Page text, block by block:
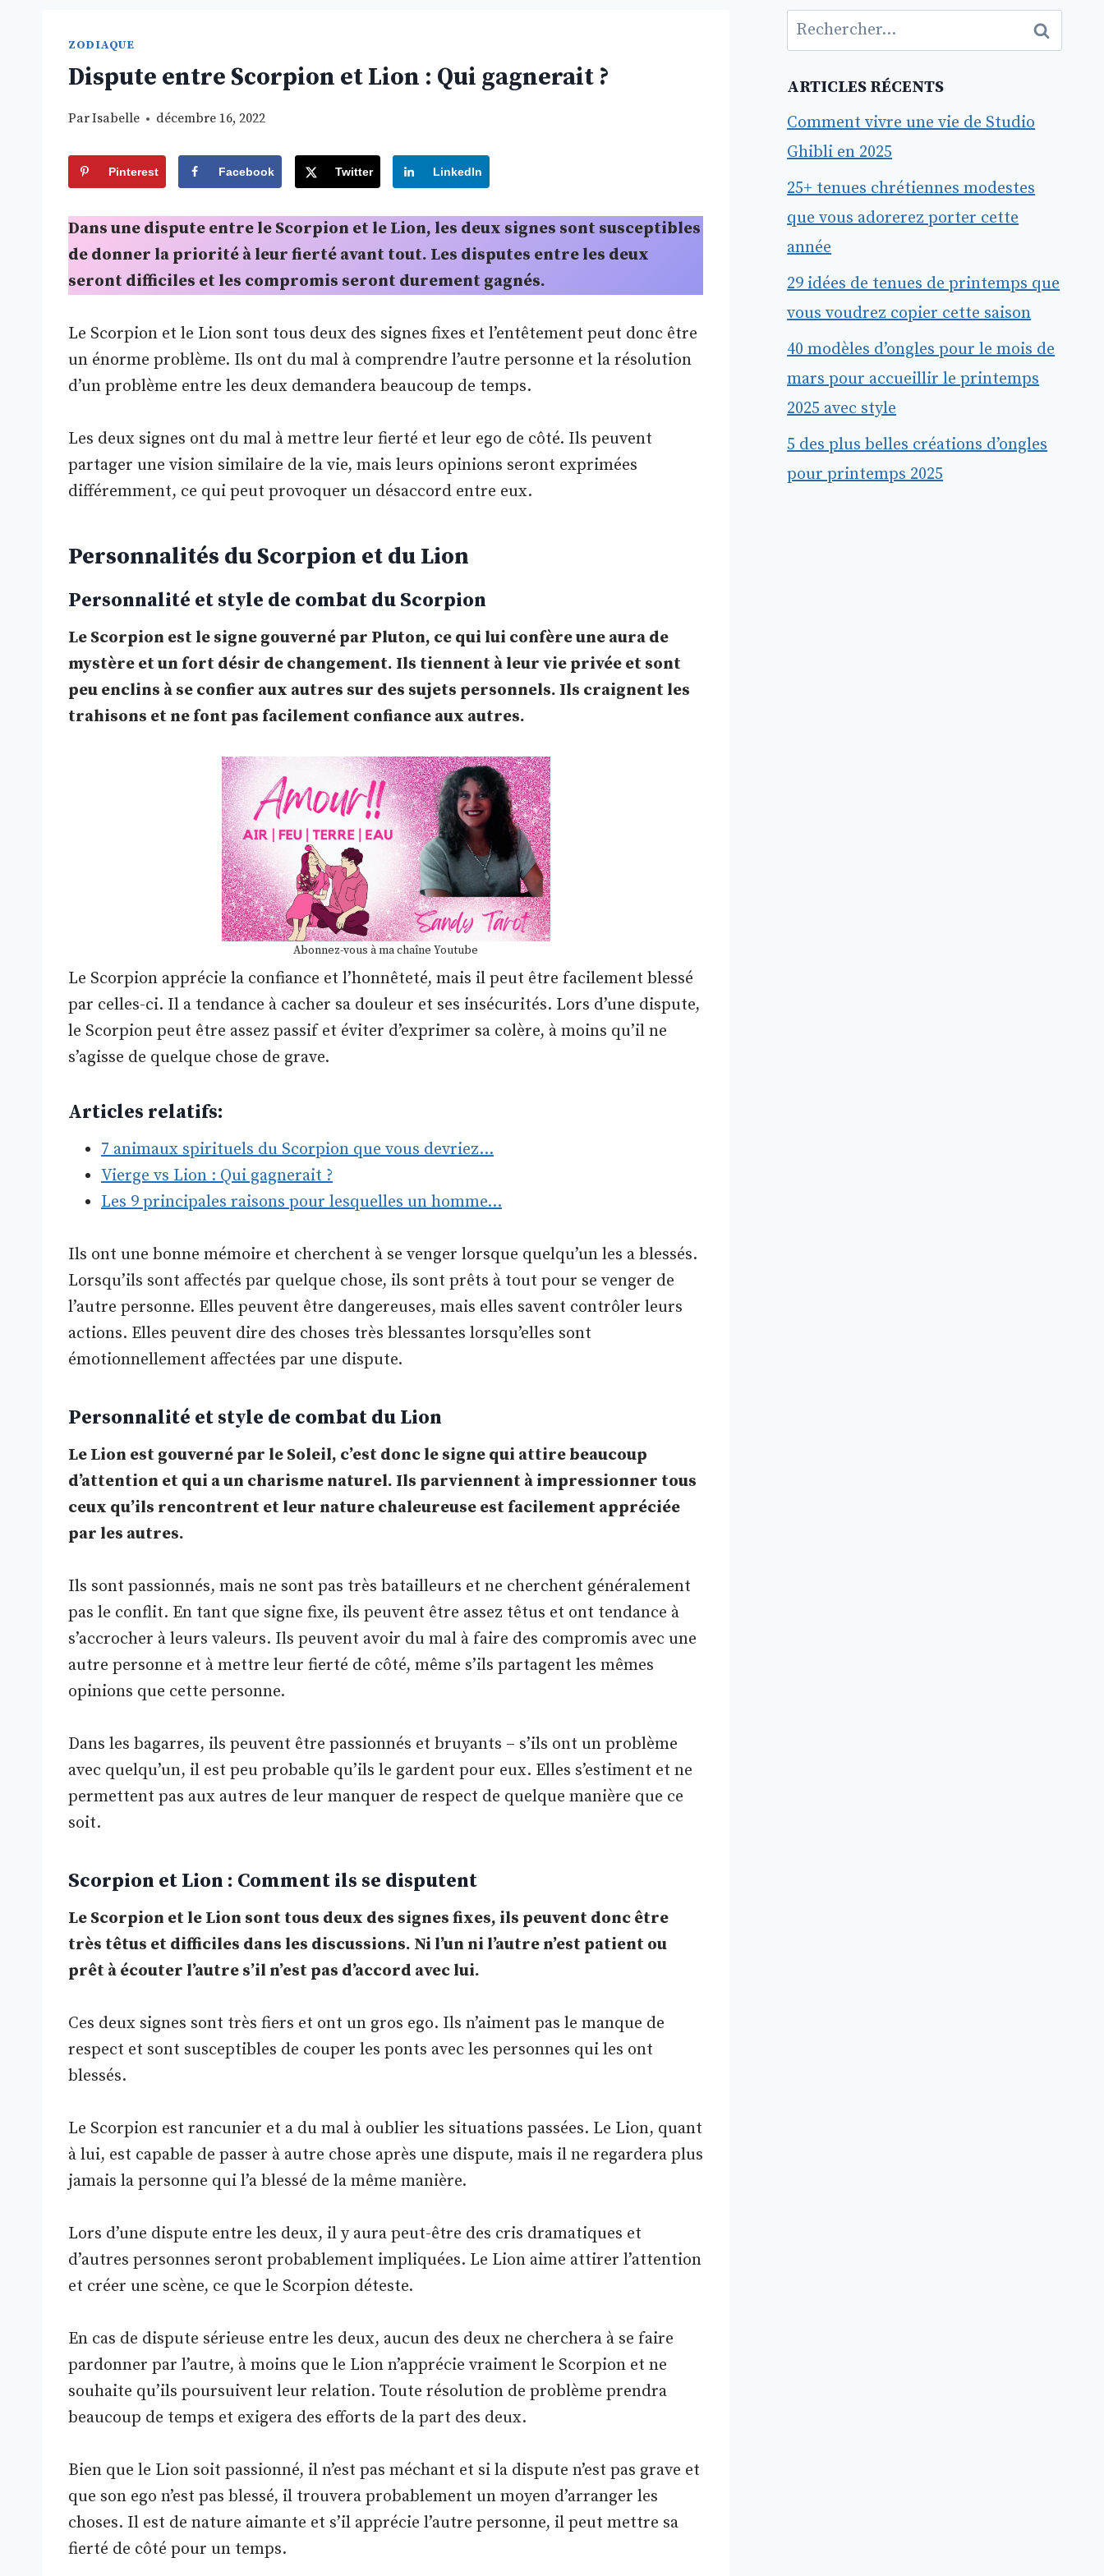
ZODIAQUE
Dispute entre Scorpion et Lion : Qui gagnerait ?
ParIsabelle décembre 16, 2022
Pinterest Facebook Twitter LinkedIn
Dans une dispute entre le Scorpion et le Lion, les deux signes sont susceptibles
de donner la priorité à leur fierté avant tout. Les disputes entre les deux
seront difficiles et les compromis seront durement gagnés.
Le Scorpion et le Lion sont tous deux des signes fixes et l’entêtement peut donc être
un énorme problème. Ils ont du mal à comprendre l’autre personne et la résolution
d’un problème entre les deux demandera beaucoup de temps.
Les deux signes ont du mal à mettre leur fierté et leur ego de côté. Ils peuvent
partager une vision similaire de la vie, mais leurs opinions seront exprimées
différemment, ce qui peut provoquer un désaccord entre eux.
Personnalités du Scorpion et du Lion
Personnalité et style de combat du Scorpion
Le Scorpion est le signe gouverné par Pluton, ce qui lui confère une aura de
mystère et un fort désir de changement. Ils tiennent à leur vie privée et sont
peu enclins à se confier aux autres sur des sujets personnels. Ils craignent les
trahisons et ne font pas facilement confiance aux autres.
Abonnez-vous à ma chaîne Youtube
Le Scorpion apprécie la confiance et l’honnêteté, mais il peut être facilement blessé
par celles-ci. Il a tendance à cacher sa douleur et ses insécurités. Lors d’une dispute,
le Scorpion peut être assez passif et éviter d’exprimer sa colère, à moins qu’il ne
s’agisse de quelque chose de grave.
Articles relatifs:
7 animaux spirituels du Scorpion que vous devriez…
Vierge vs Lion : Qui gagnerait ?
Les 9 principales raisons pour lesquelles un homme…
Ils ont une bonne mémoire et cherchent à se venger lorsque quelqu’un les a blessés.
Lorsqu’ils sont affectés par quelque chose, ils sont prêts à tout pour se venger de
l’autre personne. Elles peuvent être dangereuses, mais elles savent contrôler leurs
actions. Elles peuvent dire des choses très blessantes lorsqu’elles sont
émotionnellement affectées par une dispute.
Personnalité et style de combat du Lion
Le Lion est gouverné par le Soleil, c’est donc le signe qui attire beaucoup
d’attention et qui a un charisme naturel. Ils parviennent à impressionner tous
ceux qu’ils rencontrent et leur nature chaleureuse est facilement appréciée
par les autres.
Ils sont passionnés, mais ne sont pas très batailleurs et ne cherchent généralement
pas le conflit. En tant que signe fixe, ils peuvent être assez têtus et ont tendance à
s’accrocher à leurs valeurs. Ils peuvent avoir du mal à faire des compromis avec une
autre personne et à mettre leur fierté de côté, même s’ils partagent les mêmes
opinions que cette personne.
Dans les bagarres, ils peuvent être passionnés et bruyants – s’ils ont un problème
avec quelqu’un, il est peu probable qu’ils le gardent pour eux. Elles s’estiment et ne
permettent pas aux autres de leur manquer de respect de quelque manière que ce
soit.
Scorpion et Lion : Comment ils se disputent
Le Scorpion et le Lion sont tous deux des signes fixes, ils peuvent donc être
très têtus et difficiles dans les discussions. Ni l’un ni l’autre n’est patient ou
prêt à écouter l’autre s’il n’est pas d’accord avec lui.
Ces deux signes sont très fiers et ont un gros ego. Ils n’aiment pas le manque de
respect et sont susceptibles de couper les ponts avec les personnes qui les ont
blessés.
Le Scorpion est rancunier et a du mal à oublier les situations passées. Le Lion, quant
à lui, est capable de passer à autre chose après une dispute, mais il ne regardera plus
jamais la personne qui l’a blessé de la même manière.
Lors d’une dispute entre les deux, il y aura peut-être des cris dramatiques et
d’autres personnes seront probablement impliquées. Le Lion aime attirer l’attention
et créer une scène, ce que le Scorpion déteste.
En cas de dispute sérieuse entre les deux, aucun des deux ne cherchera à se faire
pardonner par l’autre, à moins que le Lion n’apprécie vraiment le Scorpion et ne
souhaite qu’ils poursuivent leur relation. Toute résolution de problème prendra
beaucoup de temps et exigera des efforts de la part des deux.
Bien que le Lion soit passionné, il n’est pas méchant et si la dispute n’est pas grave et
que son ego n’est pas blessé, il trouvera probablement un moyen d’arranger les
choses. Il est de nature aimante et s’il apprécie l’autre personne, il peut mettre sa
fierté de côté pour un temps.
Rechercher :
ARTICLES RÉCENTS
Comment vivre une vie de Studio
Ghibli en 2025
25+ tenues chrétiennes modestes
que vous adorerez porter cette
année
29 idées de tenues de printemps que
vous voudrez copier cette saison
40 modèles d’ongles pour le mois de
mars pour accueillir le printemps
2025 avec style
5 des plus belles créations d’ongles
pour printemps 2025